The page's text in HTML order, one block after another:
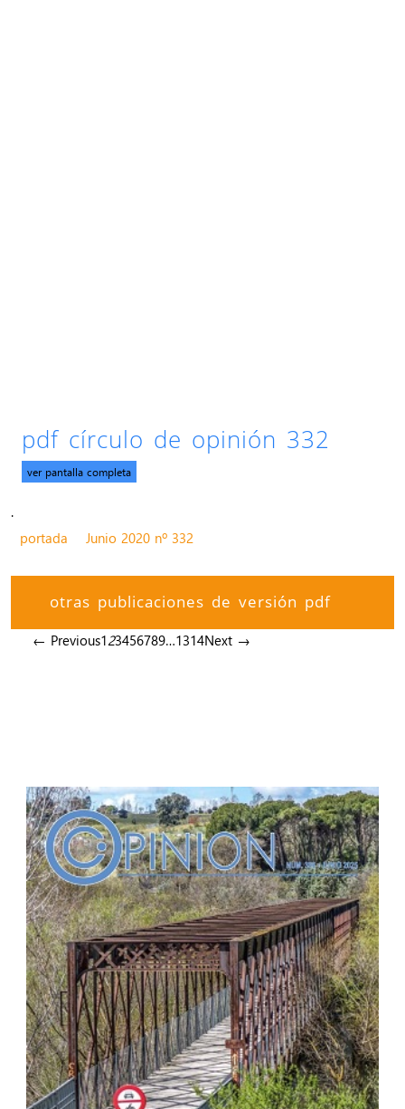
pdf círculo de opinión 332
ver pantalla completa
.
portada
Junio 2020 nº 332
otras publicaciones de versión pdf
← Previous123456789…1314Next →